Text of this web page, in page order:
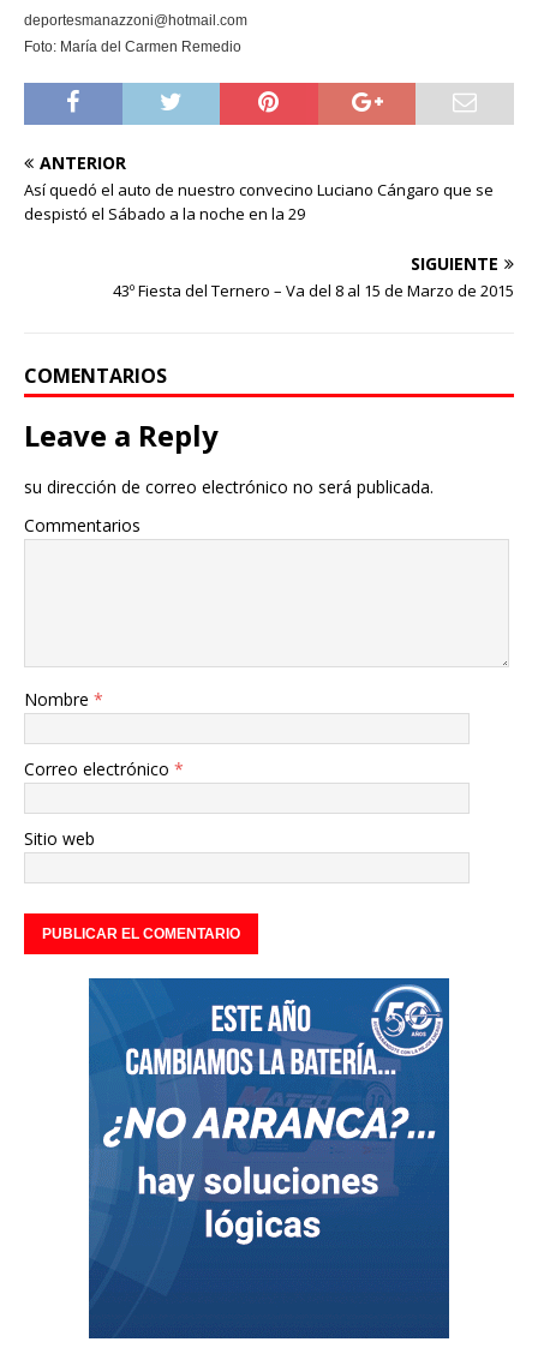
deportesmanazzoni@hotmail.com
Foto: María del Carmen Remedio
ANTERIOR
Así quedó el auto de nuestro convecino Luciano Cángaro que se
despistó el Sábado a la noche en la 29
SIGUIENTE
43º Fiesta del Ternero – Va del 8 al 15 de Marzo de 2015
COMENTARIOS
Leave a Reply
su dirección de correo electrónico no será publicada.
Commentarios
Nombre *
Correo electrónico *
Sitio web